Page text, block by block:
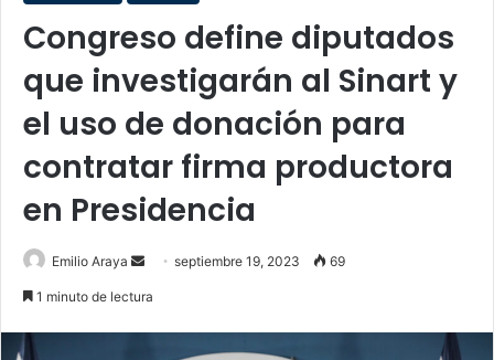
Congreso define diputados
que investigarán al Sinart y
el uso de donación para
contratar firma productora
en Presidencia
Emilio Araya
Sendseptiembre 19, 2023 69
1 minuto de lectura